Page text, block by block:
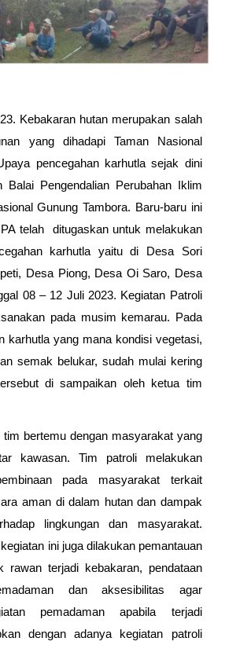
Kebakaran hutan merupakan salah
yang dihadapi Taman Nasional
pencegahan karhutla sejak dini
Balai Pengendalian Perubahan Iklim
Gunung Tambora. Baru-baru ini
telah ditugaskan untuk melakukan
karhutla yaitu di Desa Sori
Desa Piong, Desa Oi Saro, Desa
08 – 12 Juli 2023. Kegiatan Patroli
pada musim kemarau. Pada
karhutla yang mana kondisi vegetasi,
semak belukar, sudah mulai kering
di sampaikan oleh ketua tim
tim bertemu dengan masyarakat yang
kawasan. Tim patroli melakukan
pada masyarakat terkait
aman di dalam hutan dan dampak
lingkungan dan masyarakat.
ini juga dilakukan pemantauan
rawan terjadi kebakaran, pendataan
dan aksesibilitas agar
pemadaman apabila terjadi
dengan adanya kegiatan patroli